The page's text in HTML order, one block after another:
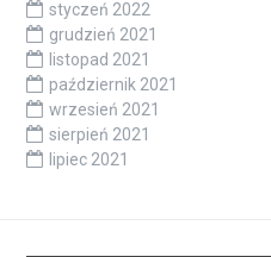
styczeń 2022
grudzień 2021
listopad 2021
październik 2021
wrzesień 2021
sierpień 2021
lipiec 2021